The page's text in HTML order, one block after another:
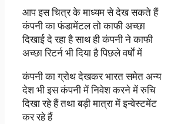
आप इस चित्र के माध्यम से देख सकते हैं
कंपनी का फंडामेंटल तो काफी अच्छा
दिखाई दे रहा है साथ ही कंपनी ने काफी
अच्छा रिटर्न भी दिया है पिछले वर्षों में
कंपनी का ग्रोथ देखकर भारत समेत अन्य
देश भी इस कंपनी में निवेश करने में रुचि
दिखा रहे हैं तथा बड़ी मात्रा में इन्वेस्टमेंट
कर रहे हैं